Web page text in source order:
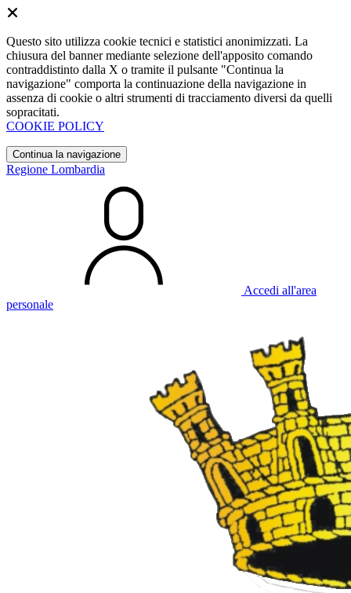
Questo sito utilizza cookie tecnici e statistici anonimizzati. La
chiusura del banner mediante selezione dell'apposito comando
contraddistinto dalla X o tramite il pulsante "Continua la
navigazione" comporta la continuazione della navigazione in
assenza di cookie o altri strumenti di tracciamento diversi da quelli
sopracitati.
COOKIE POLICY
Continua la navigazione
Regione Lombardia
Accedi all'area
personale